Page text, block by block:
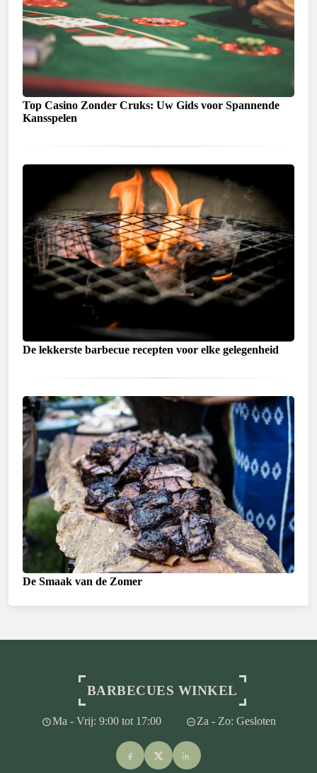
Top Casino Zonder Cruks: Uw Gids voor Spannende
Kansspelen
De lekkerste barbecue recepten voor elke gelegenheid
De Smaak van de Zomer
BARBECUES WINKEL
Ma - Vrij: 9:00 tot 17:00 Za - Zo: Gesloten